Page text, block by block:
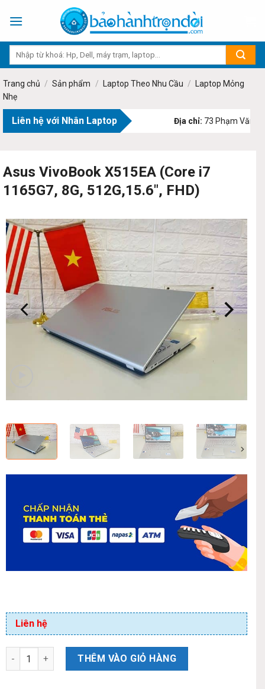
Trang chủ / Sản phẩm / Laptop Theo Nhu Cầu /
Laptop Mỏng
Nhẹ
Liên hệ với Nhân Laptop Địa chỉ:73 Phạm Văn
Asus VivoBook X515EA (Core i7
1165G7, 8G, 512G,15.6″, FHD)
Liên hệ
THÊM VÀO GIỎ HÀNG